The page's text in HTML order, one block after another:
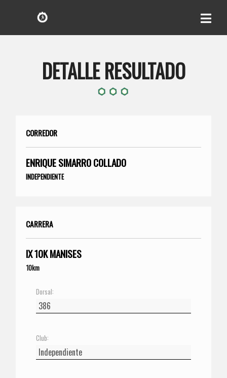
DETALLE RESULTADO
CORREDOR
ENRIQUE SIMARRO COLLADO
INDEPENDIENTE
CARRERA
IX 10K MANISES
10km
Dorsal:
Club: